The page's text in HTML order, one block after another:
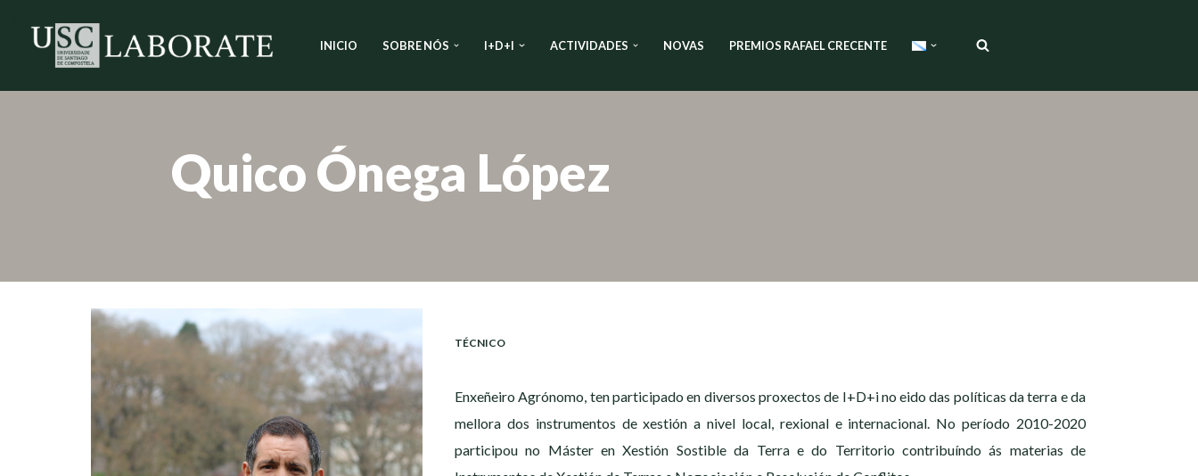
Saltar
INICIO SOBRE NÓS I+D+I ACTIVIDADES NOVAS PREMIOS RAFAEL CRECENTE
Quico Ónega López
TÉCNICO
Enxeñeiro Agrónomo, ten participado en diversos proxectos de I+D+i no eido das políticas da terra e da
mellora dos instrumentos de xestión a nivel local, rexional e internacional. No período 2010-2020
participou no Máster en Xestión Sostible da Terra e do Territorio contribuíndo ás materias de